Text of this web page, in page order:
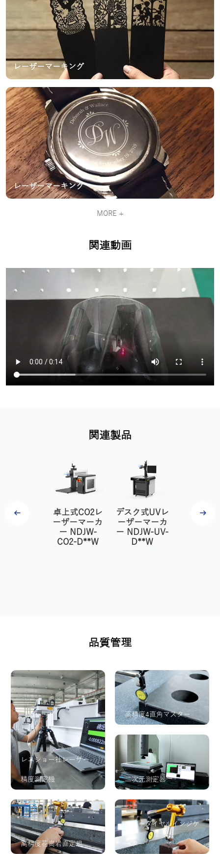
レーザーマーキング
レーザーマーキング
MORE +
関連動画
関連製品
フルカバ
卓上式CO2レ
ーザーマーカ
ー NDJW-
CO2-D**W
デスク式UVレ
ーザーマーカ
ー NDJW-UV-
D**W
デスク式
品質管理
レニショー社レーザー
精度測定機
高精度4直角マスター
二次元測定器
高精度花崗岩直定規
レバーダイヤルインジケ
ーター